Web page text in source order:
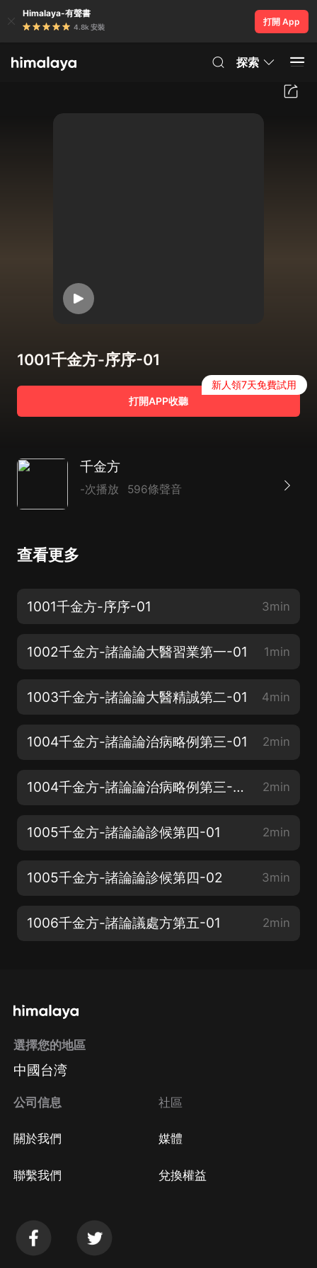
Himalaya-有聲書
4.8k 安裝
打開 App
探索
1001千金方-序序-01
打開APP收聽
新人領7天免費試用
千金方
-次播放 596條聲音
查看更多
1001千金方-序序-01 3min
1002千金方-諸論論大醫習業第一-01 1min
1003千金方-諸論論大醫精誠第二-01 4min
1004千金方-諸論論治病略例第三-01 2min
1004千金方-諸論論治病略例第三-02 2min
1005千金方-諸論論診候第四-01 2min
1005千金方-諸論論診候第四-02 3min
1006千金方-諸論議處方第五-01 2min
選擇您的地區
中國台湾
公司信息
關於我們
聯繫我們
社區
媒體
兌換權益